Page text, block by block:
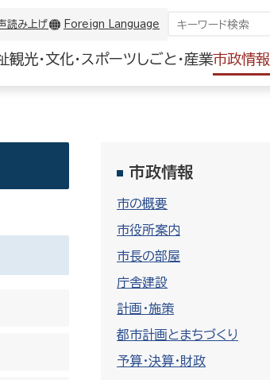
読み上げ Foreign Language
観光・文化・スポーツしごと・産業市政情報
市政情報
市の概要
市役所案内
市長の部屋
庁舎建設
計画・施策
都市計画とまちづくり
予算・決算・財政